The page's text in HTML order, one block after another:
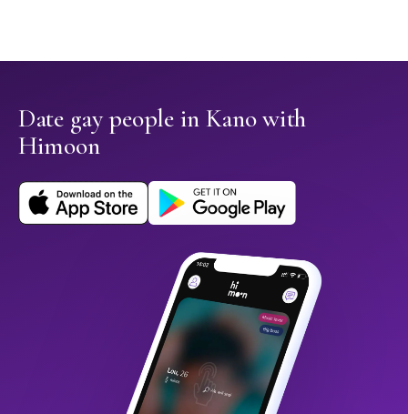
Date gay people in Kano with
Himoon